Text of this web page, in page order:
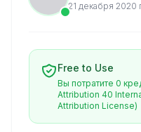
21 декабря 2020
Free to Use
Вы потратите 0
Attribution 40
Attribution License)